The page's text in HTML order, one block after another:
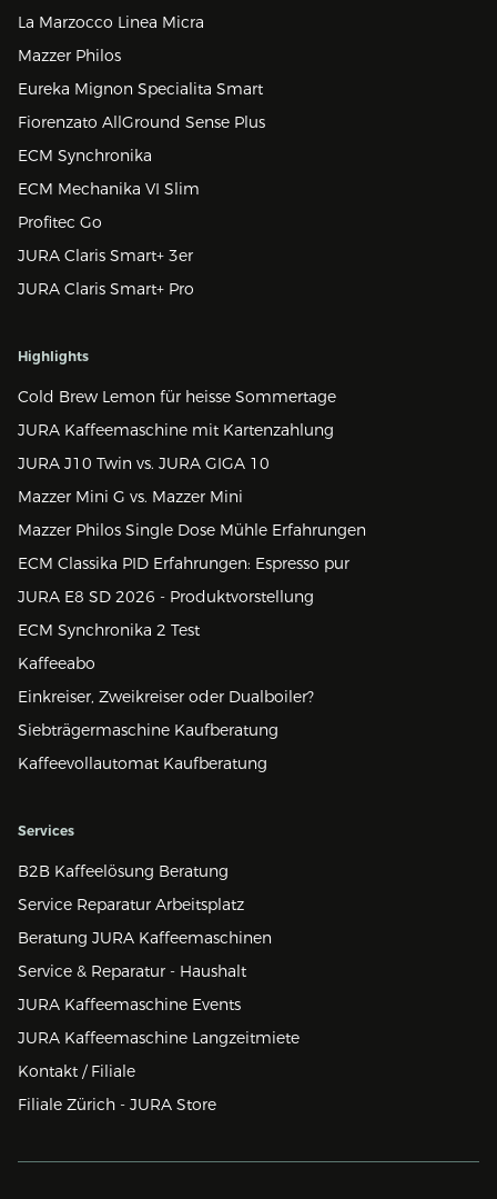
La Marzocco Linea Micra
Mazzer Philos
Eureka Mignon Specialita Smart
Fiorenzato AllGround Sense Plus
ECM Synchronika
ECM Mechanika VI Slim
Profitec Go
JURA Claris Smart+ 3er
JURA Claris Smart+ Pro
Highlights
Cold Brew Lemon für heisse Sommertage
JURA Kaffeemaschine mit Kartenzahlung
JURA J10 Twin vs. JURA GIGA 10
Mazzer Mini G vs. Mazzer Mini
Mazzer Philos Single Dose Mühle Erfahrungen
ECM Classika PID Erfahrungen: Espresso pur
JURA E8 SD 2026 - Produktvorstellung
ECM Synchronika 2 Test
Kaffeeabo
Einkreiser, Zweikreiser oder Dualboiler?
Siebträgermaschine Kaufberatung
Kaffeevollautomat Kaufberatung
Services
B2B Kaffeelösung Beratung
Service Reparatur Arbeitsplatz
Beratung JURA Kaffeemaschinen
Service & Reparatur - Haushalt
JURA Kaffeemaschine Events
JURA Kaffeemaschine Langzeitmiete
Kontakt / Filiale
Filiale Zürich - JURA Store